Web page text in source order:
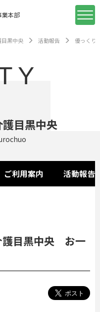
業本部
黒中央 活動報告 優っくり
目黒中央
ご利用案内 活動報告
護目黒中央 お一